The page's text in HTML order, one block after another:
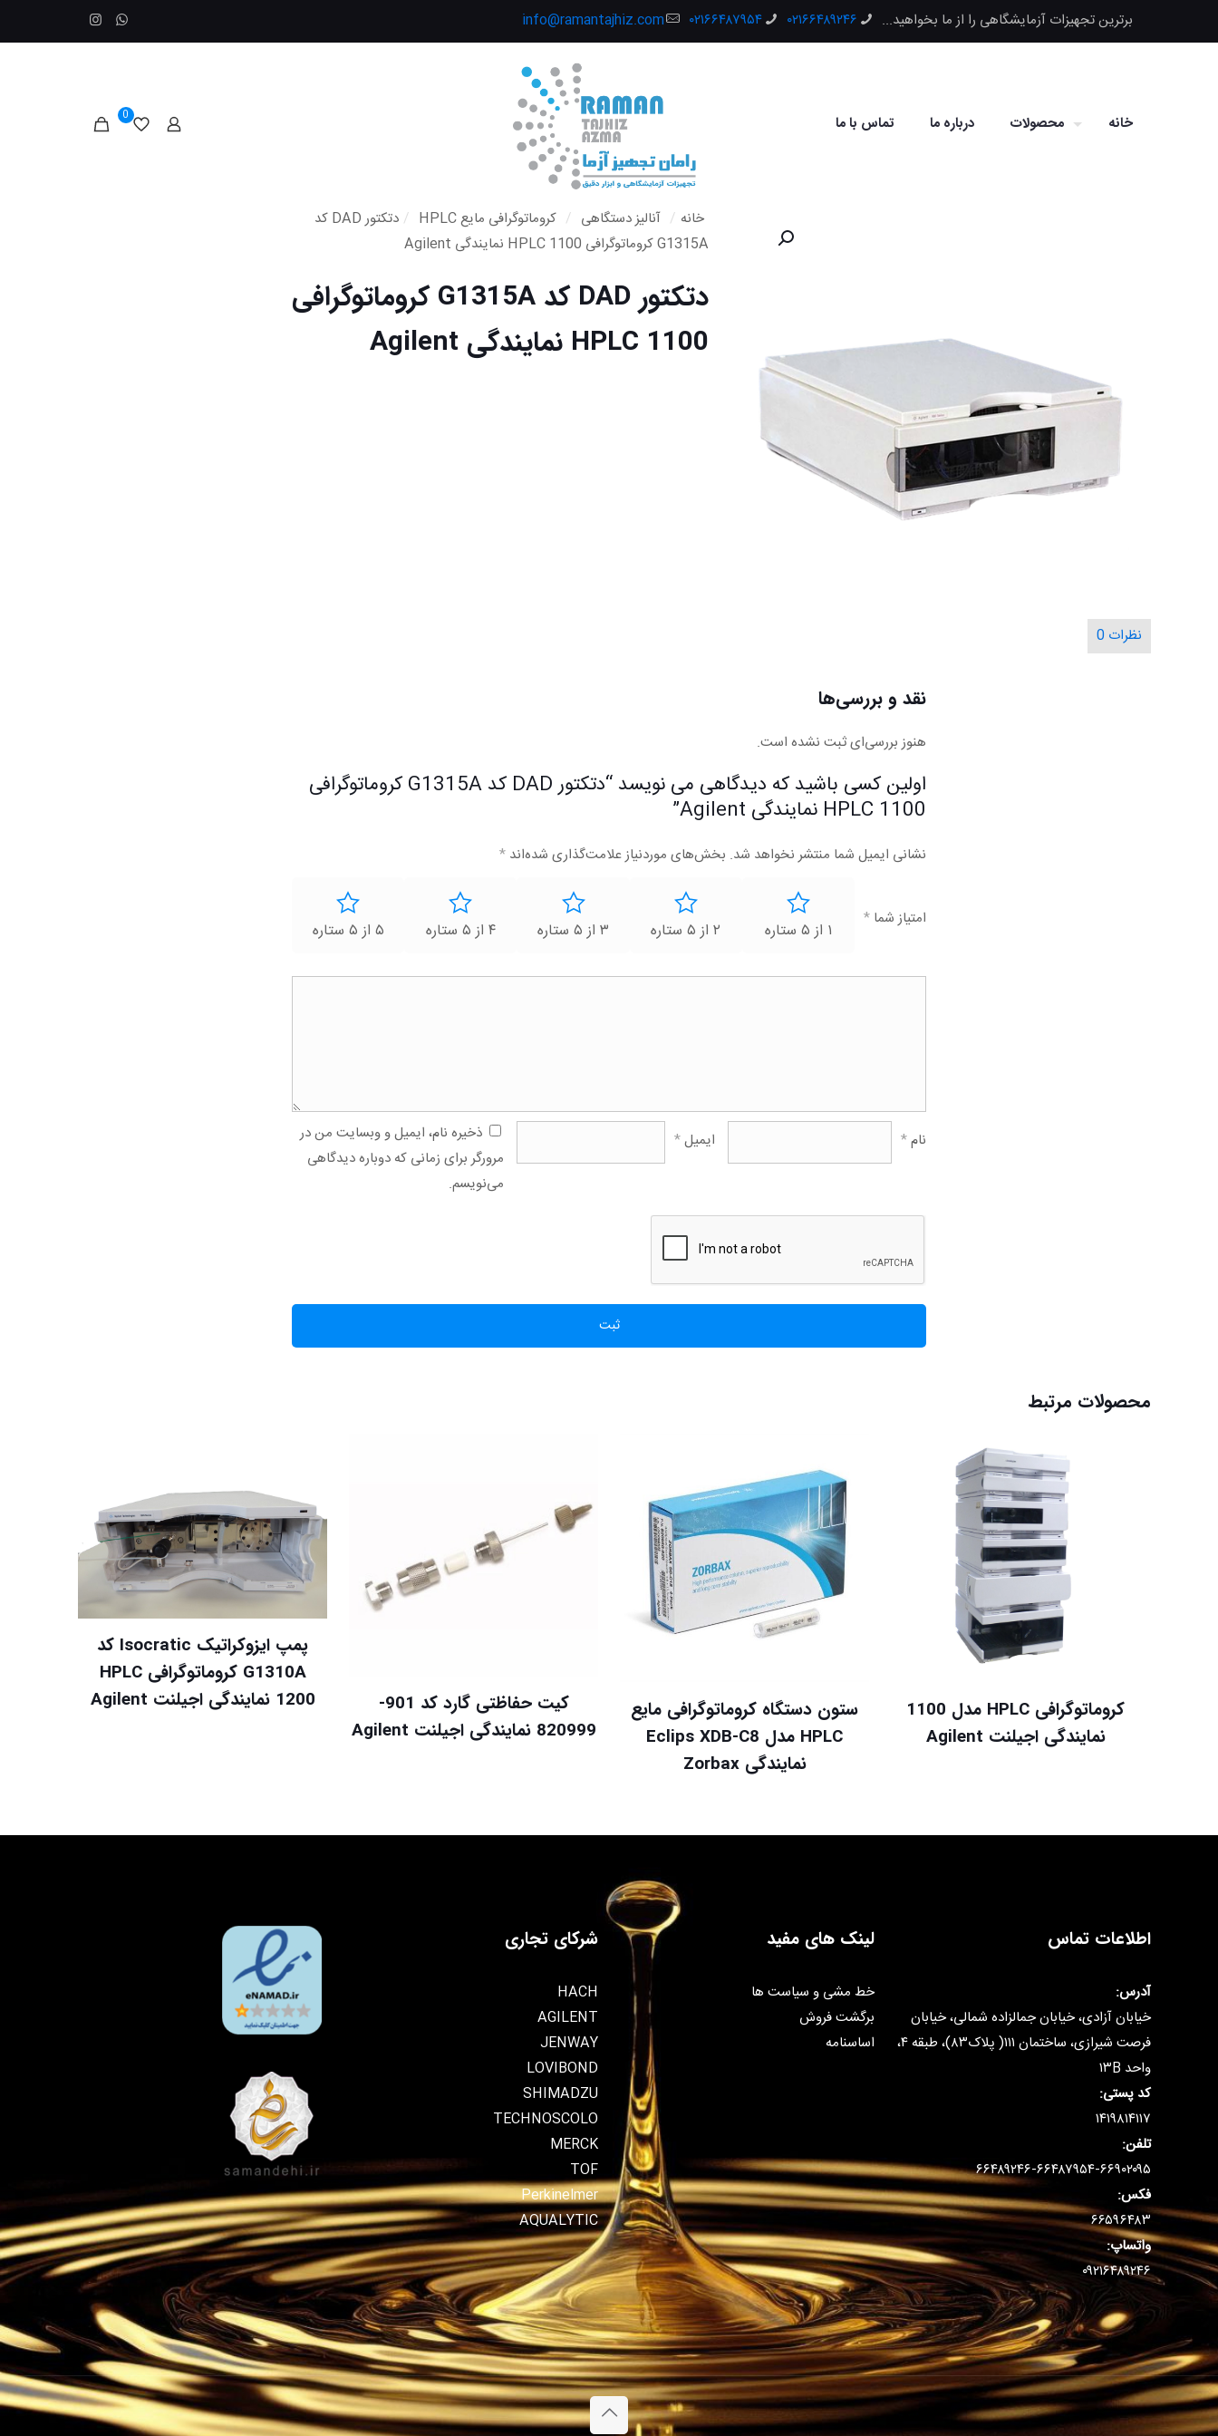
برترین تجهیزات آزمایشگاهی را از ما بخواهید... ۰۲۱۶۶۴۸۹۲۴۶ ۰۲۱۶۶۴۸۷۹۵۴ info@ramantajhiz.com
خانه محصولات درباره ما تماس با ما 0
خانه / آنالیز دستگاهی / کروماتوگرافی مایع HPLC /
دتکتور DAD کد
G1315A کروماتوگرافی HPLC 1100 نمایندگی Agilent
دتکتور DAD کد G1315A کروماتوگرافی
HPLC 1100 نمایندگی Agilent
نظرات 0
نقد و بررسی‌ها
هنوز بررسی‌ای ثبت نشده است.
اولین کسی باشید که دیدگاهی می نویسد “دتکتور DAD کد G1315A کروماتوگرافی
HPLC 1100 نمایندگی Agilent”
نشانی ایمیل شما منتشر نخواهد شد. بخش‌های موردنیاز علامت‌گذاری شده‌اند *
امتیاز شما *
۱ از ۵ ستاره ۲ از ۵ ستاره ۳ از ۵ ستاره ۴ از ۵ ستاره ۵ از ۵ ستاره
نام* ایمیل*
ذخیره نام، ایمیل و وبسایت من در
مرورگر برای زمانی که دوباره دیدگاهی
می‌نویسم.
محصولات مرتبط
کروماتوگرافی HPLC مدل 1100
نمایندگی اجیلنت Agilent
ستون دستگاه کروماتوگرافی مایع
HPLC مدل Eclips XDB-C8
نمایندگی Zorbax
کیت حفاظتی گارد کد 901-
820999 نمایندگی اجیلنت Agilent
پمپ ایزوکراتیک Isocratic کد
G1310A کروماتوگرافی HPLC
1200 نمایندگی اجیلنت Agilent
اطلاعات تماس
آدرس:
خیابان آزادی، خیابان جمالزاده شمالی، خیابان
فرصت شیرازی، ساختمان ۱۱۱( پلاک۸۳)، طبقه ۴،
واحد ۱۳B
کد پستی:
۱۴۱۹۸۱۴۱۱۷
تلفن:
۶۶۴۸۹۲۴۶-۶۶۴۸۷۹۵۴-۶۶۹۰۲۰۹۵
فکس:
۶۶۵۹۶۴۸۳
واتساپ:
۰۹۲۱۶۴۸۹۲۴۶
لینک های مفید
خط مشی و سیاست ها
برگشت فروش
اساسنامه
شرکای تجاری
HACH
AGILENT
JENWAY
LOVIBOND
SHIMADZU
TECHNOSCOLO
MERCK
TOF
Perkinelmer
AQUALYTIC